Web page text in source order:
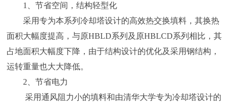
1、节省空间，结构轻型化
采用专为本系列冷却塔设计的高效热交换填料，其换热
面积大幅度提高，与原HBLD系列及原HBLCD系列相比，其
占地面积大幅度下降，由于结构设计的优化及采用钢结构，
运转重量也大大降低。
2、节省电力
采用通风阻力小的填料和由清华大学专为冷却塔设计的